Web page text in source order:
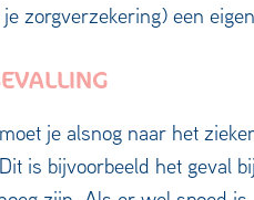
zorgverzekering) een
je alsnog naar het
is bijvoorbeeld het geval